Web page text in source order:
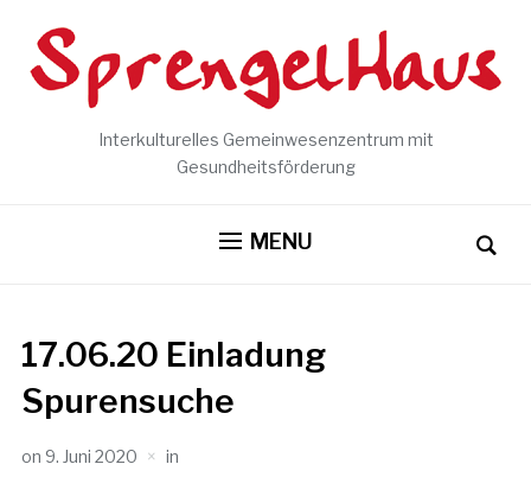
Interkulturelles Gemeinwesenzentrum mit
Gesundheitsförderung
MENU
17.06.20 Einladung
Spurensuche
on 9. Juni 2020 in